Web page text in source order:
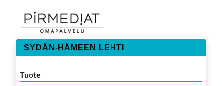
SYDÄN-HÄMEEN LEHTI
Tuote